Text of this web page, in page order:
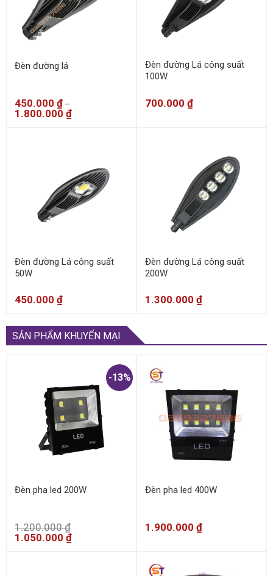
Đèn đường lá
450.000 ₫–
1.800.000 ₫
Đèn đường Lá công suất
100W
700.000 ₫
Đèn đường Lá công suất
50W
450.000 ₫
Đèn đường Lá công suất
200W
1.300.000 ₫
SẢN PHẨM KHUYẾN MẠI
-13%
Đèn pha led 200W
1.200.000₫
1.050.000₫
Đèn pha led 400W
1.900.000 ₫